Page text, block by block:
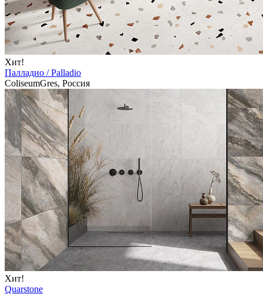
Хит!
Палладио / Palladio
ColiseumGres, Россия
Хит!
Quarstone